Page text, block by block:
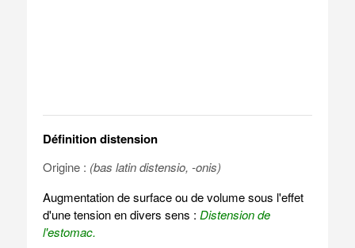
Définition distension
Origine : (bas latin distensio, -onis)
Augmentation de surface ou de volume sous l'effet
d'une tension en divers sens : Distension de
l'estomac.